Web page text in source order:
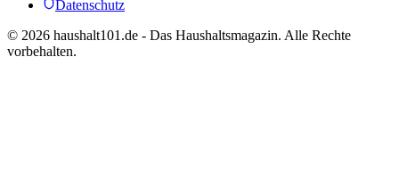
Datenschutz
© 2026 haushalt101.de - Das Haushaltsmagazin. Alle Rechte
vorbehalten.